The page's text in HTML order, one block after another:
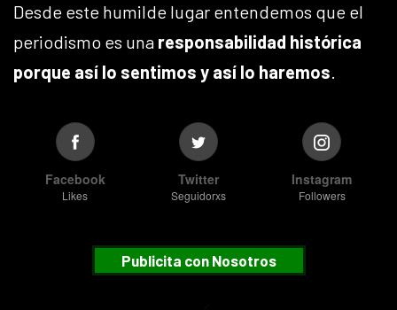
Desde este humilde lugar entendemos que el
periodismo es una responsabilidad histórica
porque así lo sentimos y así lo haremos.
Facebook
Likes
Twitter
Seguidorxs
Instagram
Followers
Publicita con Nosotros